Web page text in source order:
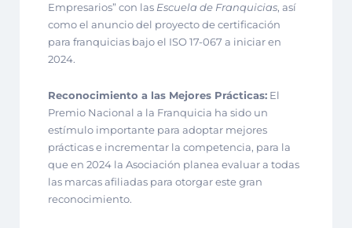
Empresarios” con las Escuela de Franquicias, así
como el anuncio del proyecto de certificación
para franquicias bajo el ISO 17-067 a iniciar en
2024.
Reconocimiento a las Mejores Prácticas: El
Premio Nacional a la Franquicia ha sido un
estímulo importante para adoptar mejores
prácticas e incrementar la competencia, para la
que en 2024 la Asociación planea evaluar a todas
las marcas afiliadas para otorgar este gran
reconocimiento.